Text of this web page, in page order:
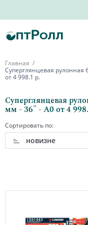
Главная
Суперглянцевая
от 4 998.1 р.
Суперглянцевая
мм - 36" - А0 от 4
Сортировать по:
новизне